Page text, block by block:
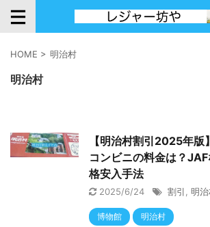
HOME > 明治村
明治村
【明治村割引2025年版
コンビニの料金は？
格安入手法
2025/6/24 割引 明
博物館 明治村